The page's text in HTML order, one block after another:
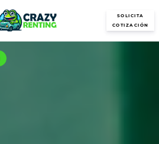
SOLICITA
COTIZACIÓN